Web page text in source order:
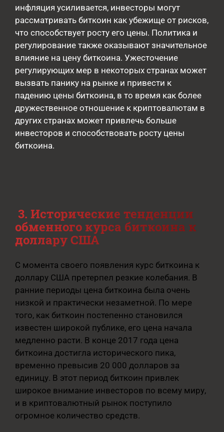
инфляция усиливается, инвесторы могут
рассматривать биткоин как убежище от рисков,
что способствует росту его цены. Политика и
регулирование также оказывают значительное
влияние на цену биткоина. Ужесточение
регулирующих мер в некоторых странах может
вызвать панику на рынке и привести к
падению цены биткоина, в то время как более
дружественное отношение к криптовалютам в
других странах может привлечь больше
инвесторов и способствовать росту цены
биткоина.
3. Исторические тенденции
обменного курса биткоина к
доллару США
С момента своего появления курс биткоина к
доллару США претерпел резкие колебания. В
ранние периоды цена биткоина была очень
низкой и практически незаметной. По мере
того, как биткоин постепенно становился
известен широкой публике, его цена начала
медленно расти. В конце 2017 года цена
биткоина достигла исторического пика,
временно превысив 20 000 долларов за
единицу. В этот период биткоин привлек
широкое внимание инвесторов по всему миру,
и в криптовалютный рынок поступило
огромное количество средств.